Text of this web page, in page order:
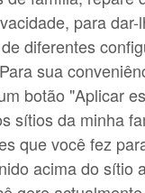
para dar-
diferentes
sua
botão "Aplicar
sítios da minha
que você fez
acima do sítio